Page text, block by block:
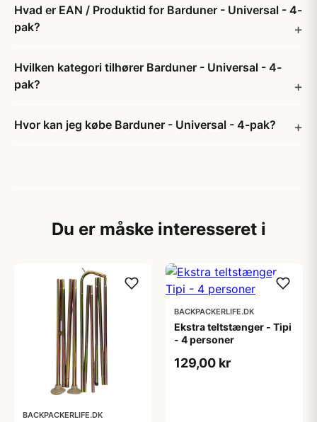
Hvad er EAN / Produktid for Barduner - Universal - 4-
pak?
Hvilken kategori tilhører Barduner - Universal - 4-
pak?
Hvor kan jeg købe Barduner - Universal - 4-pak?
Du er måske interesseret i
BACKPACKERLIFE.DK
BACKPACKERLIFE.DK
Ekstra teltstænger - Tipi
- 4 personer
129,00 kr